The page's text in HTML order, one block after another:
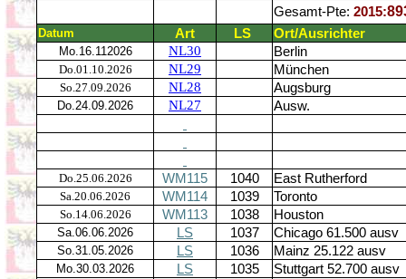
Gesamt-Pte: 2015:
Datum Art LS Ort/Ausrichter
Mo.16.112026 NL30 Berlin
Do.01.10.2026 NL29 München
So.27.09.2026 NL28 Augsburg
Do.24.09.2026 NL27 Ausw.
Do.25.06.2026 WM115 1040 East Rutherford
Sa.20.06.2026 WM114 1039 Toronto
So.14.06.2026 WM113 1038 Houston
Sa.06.06.2026 LS 1037 Chicago 61.500 ausv
So.31.05.2026 LS 1036 Mainz 25.122 ausv
Mo.30.03.2026 LS 1035 Stuttgart 52.700 ausv